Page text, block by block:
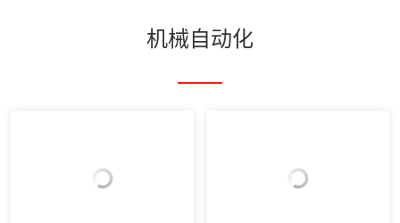
机械自动化